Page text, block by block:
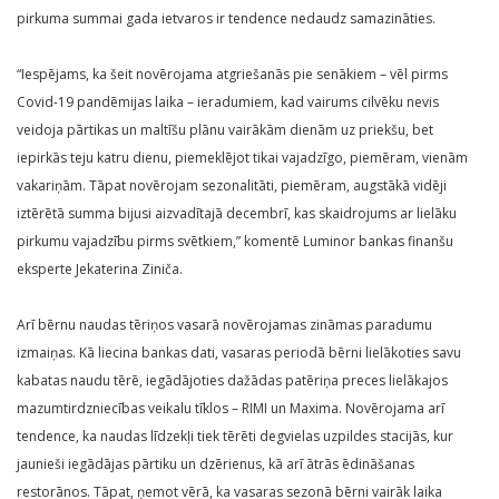
pirkuma summai gada ietvaros ir tendence nedaudz samazināties.
“Iespējams, ka šeit novērojama atgriešanās pie senākiem – vēl pirms
Covid-19 pandēmijas laika – ieradumiem, kad vairums cilvēku nevis
veidoja pārtikas un maltīšu plānu vairākām dienām uz priekšu, bet
iepirkās teju katru dienu, piemeklējot tikai vajadzīgo, piemēram, vienām
vakariņām. Tāpat novērojam sezonalitāti, piemēram, augstākā vidēji
iztērētā summa bijusi aizvadītajā decembrī, kas skaidrojums ar lielāku
pirkumu vajadzību pirms svētkiem,” komentē Luminor bankas finanšu
eksperte Jekaterina Ziniča.
Arī bērnu naudas tēriņos vasarā novērojamas zināmas paradumu
izmaiņas. Kā liecina bankas dati, vasaras periodā bērni lielākoties savu
kabatas naudu tērē, iegādājoties dažādas patēriņa preces lielākajos
mazumtirdzniecības veikalu tīklos – RIMI un Maxima. Novērojama arī
tendence, ka naudas līdzekļi tiek tērēti degvielas uzpildes stacijās, kur
jaunieši iegādājas pārtiku un dzērienus, kā arī ātrās ēdināšanas
restorānos. Tāpat, ņemot vērā, ka vasaras sezonā bērni vairāk laika